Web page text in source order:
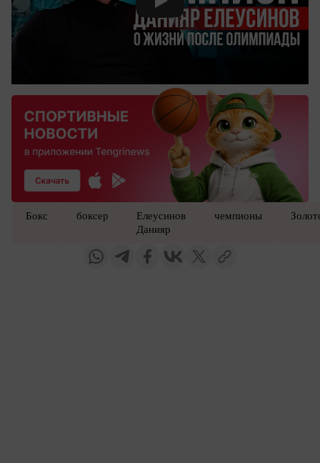
Смотреть видео YouTube
Бокс боксер
Елеусинов
Данияр
чемпионы